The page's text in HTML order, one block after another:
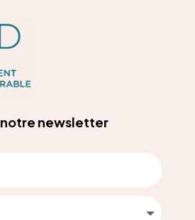
newsletter